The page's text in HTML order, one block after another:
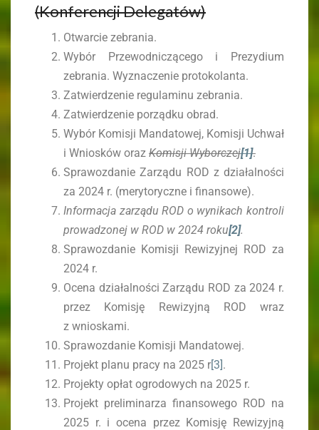
(Konferencji Delegatów)
Otwarcie zebrania.
Wybór Przewodniczącego i Prezydium
zebrania. Wyznaczenie protokolanta.
Zatwierdzenie regulaminu zebrania.
Zatwierdzenie porządku obrad.
Wybór Komisji Mandatowej, Komisji Uchwał
i Wniosków oraz Komisji Wyborczej[1].
Sprawozdanie Zarządu ROD z działalności
za 2024 r. (merytoryczne i finansowe).
Informacja zarządu ROD o wynikach kontroli
prowadzonej w ROD w 2024 roku[2].
Sprawozdanie Komisji Rewizyjnej ROD za
2024 r.
Ocena działalności Zarządu ROD za 2024 r.
przez Komisję Rewizyjną ROD wraz
z wnioskami.
Sprawozdanie Komisji Mandatowej.
Projekt planu pracy na 2025 r[3].
Projekty opłat ogrodowych na 2025 r.
Projekt preliminarza finansowego ROD na
2025 r. i ocena przez Komisję Rewizyjną